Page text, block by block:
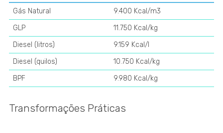
Gás Natural
9.400 Kcal/m3
GLP
11.750 Kcal/kg
Diesel (litros)
9.159 Kcal/l
Diesel (quilos)
10.750 Kcal/kg
BPF
9.980 Kcal/kg
Transformações Práticas